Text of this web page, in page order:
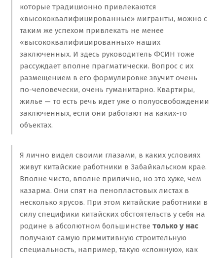
которые традиционно привлекаются
«высококвалифицированные» мигранты, можно с
таким же успехом привлекать не менее
«высококвалифицированных» наших
заключенных. И здесь руководитель ФСИН тоже
рассуждает вполне прагматически. Вопрос с их
размещением в его формулировке звучит очень
по-человечески, очень гуманитарно. Квартиры,
жилье — то есть речь идет уже о полуосвобождении
заключенных, если они работают на каких-то
объектах.
Я лично видел своими глазами, в каких условиях
живут китайские работники в Забайкальском крае.
Вполне чисто, вполне прилично, но это хуже, чем
казарма. Они спят на пенопластовых листах в
несколько ярусов. При этом китайские работники в
силу специфики китайских обстоятельств у себя на
родине в абсолютном большинстве только у нас
получают самую примитивную строительную
специальность, например, такую «сложную», как